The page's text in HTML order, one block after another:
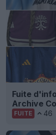
Fuite
Archive
FUITE 46